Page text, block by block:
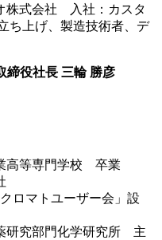
株式会社 入社：カスタ
ち上げ、製造技術者、デ
締役社長 三輪 勝彦
高等専門学校 卒業
ロマトユーザー会」設
研究部門化学研究所 主